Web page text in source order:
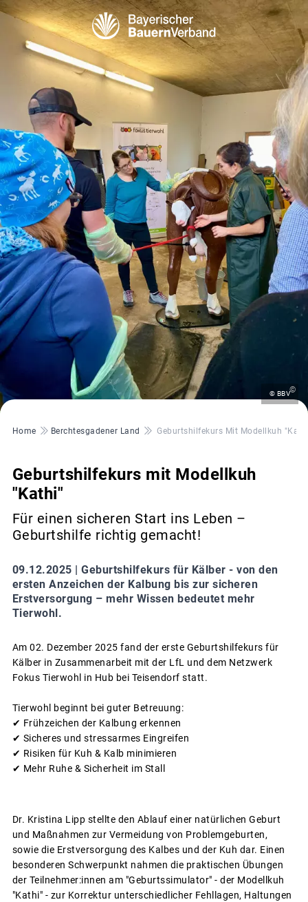
© BBV©
Pfadnavigation
Home Berchtesgadener Land Geburtshilfekurs Mit Modellkuh
Geburtshilfekurs mit Modellkuh
"Kathi"
Für einen sicheren Start ins Leben –
Geburtshilfe richtig gemacht!
09.12.2025 | Geburtshilfekurs für Kälber - von den
ersten Anzeichen der Kalbung bis zur sicheren
Erstversorgung – mehr Wissen bedeutet mehr
Tierwohl.
Am 02. Dezember 2025 fand der erste Geburtshilfekurs für
Kälber in Zusammenarbeit mit der LfL und dem Netzwerk
Fokus Tierwohl in Hub bei Teisendorf statt.
Tierwohl beginnt bei guter Betreuung:
✔ Frühzeichen der Kalbung erkennen
✔ Sicheres und stressarmes Eingreifen
✔ Risiken für Kuh & Kalb minimieren
✔ Mehr Ruhe & Sicherheit im Stall
Dr. Kristina Lipp stellte den Ablauf einer natürlichen Geburt
und Maßnahmen zur Vermeidung von Problemgeburten,
sowie die Erstversorgung des Kalbes und der Kuh dar. Einen
besonderen Schwerpunkt nahmen die praktischen Übungen
der Teilnehmer:innen am "Geburtssimulator" - der Modellkuh
"Kathi" - zur Korrektur unterschiedlicher Fehllagen, Haltungen